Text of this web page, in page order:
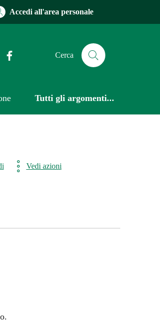
Accedi all'area personale
Cerca
Tutti gli argomenti...
Vedi azioni